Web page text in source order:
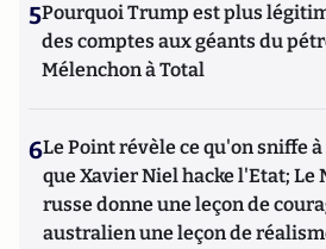
5Pourquoi Trump est plus
des comptes aux géants du
Mélenchon à Total
6Le Point révèle ce qu'on sniffe
que Xavier Niel hacke l'Etat; Le
russe donne une leçon de
australien une leçon de